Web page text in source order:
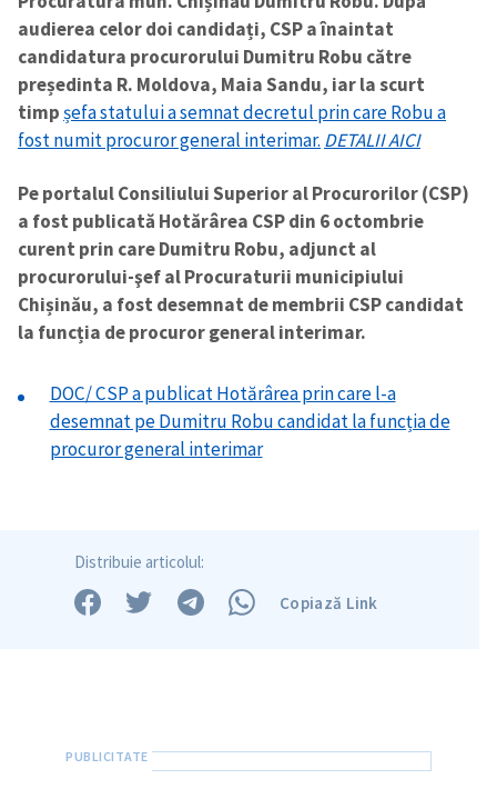
in English
на русском
audierea celor doi candidați, CSP a înaintat
candidatura procurorului Dumitru Robu către
președinta R. Moldova, Maia Sandu, iar la scurt
timpșefa statului a semnat decretul prin care Robu a
fost numit procuror general interimar. DETALII AICI
Pe portalul Consiliului Superior al Procurorilor (CSP)
a fost publicată Hotărârea CSP din 6 octombrie
curent prin care Dumitru Robu, adjunct al
procurorului-şef al Procuraturii municipiului
Chișinău, a fost desemnat de membrii CSP candidat
la funcția de procuror general interimar.
DOC/ CSP a publicat Hotărârea prin care l-a
desemnat pe Dumitru Robu candidat la funcția de
procuror general interimar
Distribuie articolul:
Copiază Link